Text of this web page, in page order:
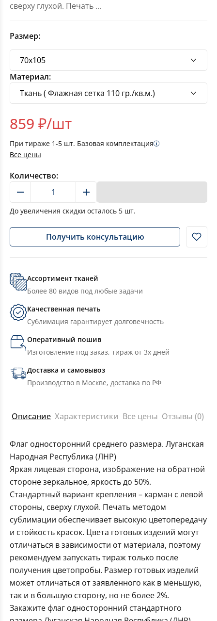
сверху глухой. Печать ...
Размер:
Материал:
859 ₽/шт
При тираже 1-5 шт. Базовая комплектация
Все цены
Количество:
До увеличения скидки осталось 5 шт.
Получить консультацию
Ассортимент тканей
Более 80 видов под любые задачи
Качественная печать
Сублимация гарантирует долговечность
Оперативный пошив
Изготовление под заказ, тираж от 3х дней
Доставка и самовывоз
Производство в Москве, доставка по РФ
Описание Характеристики Все цены Отзывы (0)
Флаг односторонний среднего размера. Луганская
Народная Республика (ЛНР)
Яркая лицевая сторона, изображение на обратной
стороне зеркальное, яркость до 50%.
Стандартный вариант крепления – карман с левой
стороны, сверху глухой. Печать методом
сублимации обеспечивает высокую цветопередачу
и стойкость красок. Цвета готовых изделий могут
отличаться в зависимости от материала, поэтому
рекомендуем запускать тираж только после
получения цветопробы. Размер готовых изделий
может отличаться от заявленного как в меньшую,
так и в большую сторону, но не более 2%.
Закажите флаг односторонний стандартного